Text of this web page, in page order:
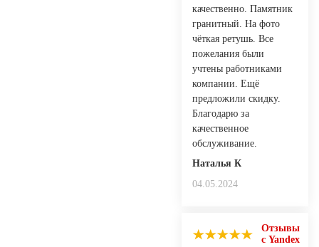
качественно. Памятник
гранитный. На фото
чёткая ретушь. Все
пожелания были
учтены работниками
компании. Ещё
предложили скидку.
Благодарю за
качественное
обслуживание.
Наталья К
04.05.2024
Отзывы
с Yandex